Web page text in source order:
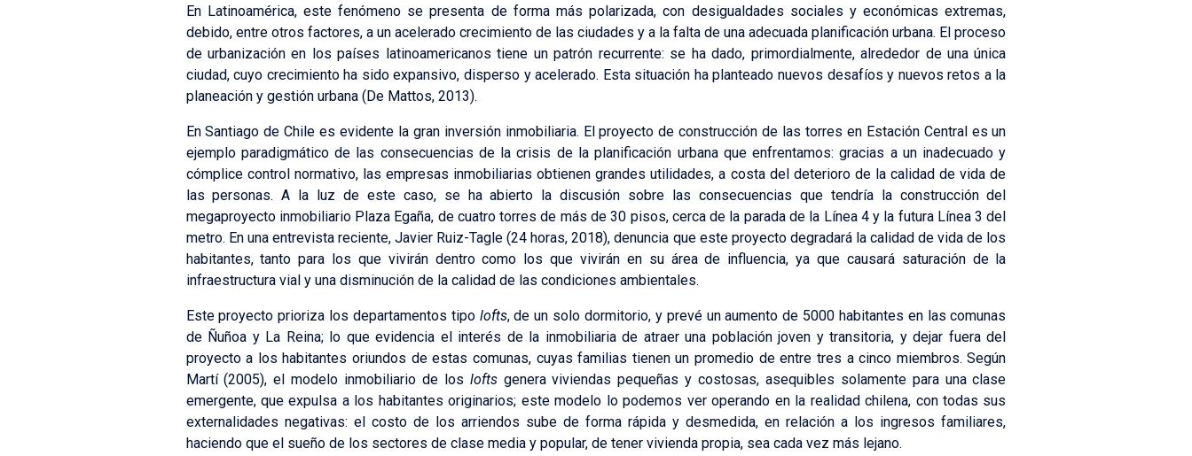
En Latinoamérica, este fenómeno se presenta de forma más polarizada, con desigualdades sociales y económicas extremas,
debido, entre otros factores, a un acelerado crecimiento de las ciudades y a la falta de una adecuada planificación urbana. El proceso
de urbanización en los países latinoamericanos tiene un patrón recurrente: se ha dado, primordialmente, alrededor de una única
ciudad, cuyo crecimiento ha sido expansivo, disperso y acelerado. Esta situación ha planteado nuevos desafíos y nuevos retos a la
planeación y gestión urbana (De Mattos, 2013).
En Santiago de Chile es evidente la gran inversión inmobiliaria. El proyecto de construcción de las torres en Estación Central es un
ejemplo paradigmático de las consecuencias de la crisis de la planificación urbana que enfrentamos: gracias a un inadecuado y
cómplice control normativo, las empresas inmobiliarias obtienen grandes utilidades, a costa del deterioro de la calidad de vida de
las personas. A la luz de este caso, se ha abierto la discusión sobre las consecuencias que tendría la construcción del
megaproyecto inmobiliario Plaza Egaña, de cuatro torres de más de 30 pisos, cerca de la parada de la Línea 4 y la futura Línea 3 del
metro. En una entrevista reciente, Javier Ruiz-Tagle (24 horas, 2018), denuncia que este proyecto degradará la calidad de vida de los
habitantes, tanto para los que vivirán dentro como los que vivirán en su área de influencia, ya que causará saturación de la
infraestructura vial y una disminución de la calidad de las condiciones ambientales.
Este proyecto prioriza los departamentos tipo lofts, de un solo dormitorio, y prevé un aumento de 5000 habitantes en las comunas
de Ñuñoa y La Reina; lo que evidencia el interés de la inmobiliaria de atraer una población joven y transitoria, y dejar fuera del
proyecto a los habitantes oriundos de estas comunas, cuyas familias tienen un promedio de entre tres a cinco miembros. Según
Martí (2005), el modelo inmobiliario de los loftsgenera viviendas pequeñas y costosas, asequibles solamente para una clase
emergente, que expulsa a los habitantes originarios; este modelo lo podemos ver operando en la realidad chilena, con todas sus
externalidades negativas: el costo de los arriendos sube de forma rápida y desmedida, en relación a los ingresos familiares,
haciendo que el sueño de los sectores de clase media y popular, de tener vivienda propia, sea cada vez más lejano.